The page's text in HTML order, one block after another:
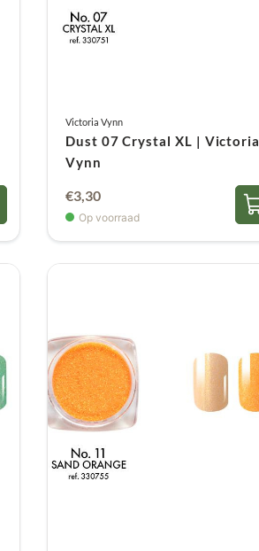
Victoria Vynn
Dust 07 Crystal XL | Victoria
Vynn
€3,30
Op voorraad